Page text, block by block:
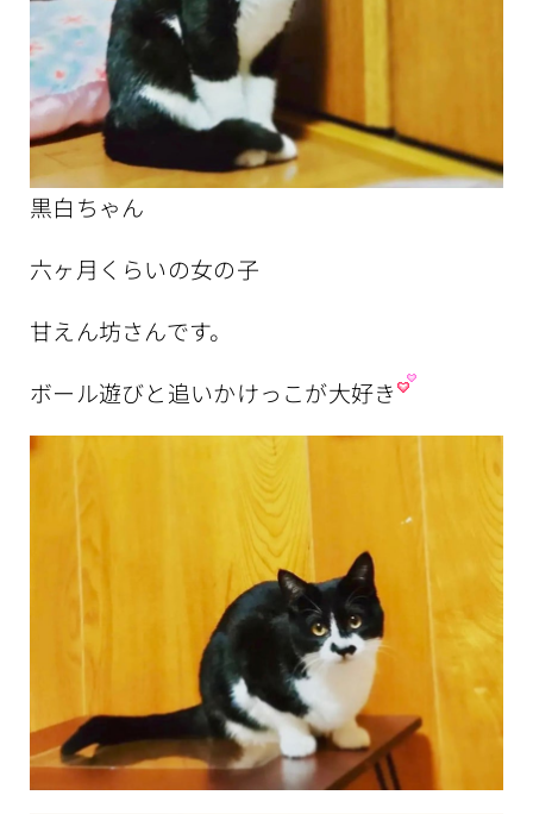
黒白ちゃん
六ヶ月くらいの女の子
甘えん坊さんです。
ボール遊びと追いかけっこが大好き